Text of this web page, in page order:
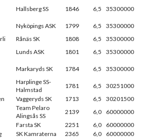
Hallsberg SS 1846 6,5 35300000
Nyköpings ASK 1799 6,5
35300000
Rånäs SK 1808 6,5
35300000
Lunds ASK 1801 6,5 35300000
Markaryds SK 1784 6,5 35300000
Harplinge SS-
Halmstad
1781 6,5
30251000
Vaggeryds SK 1713 6,5
30201500
Team Pelaro
Alingsås SS
2139 6,0
60000000
Farsta SK 2251 6,0
60000000
SK Kamraterna 2365 6,0
60000000